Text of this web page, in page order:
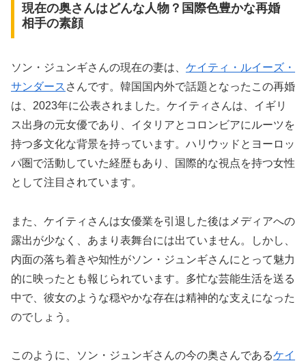
現在の奥さんはどんな人物？国際色豊かな再婚
相手の素顔
ソン・ジュンギさんの現在の妻は、 ケイティ・ルイーズ・
サンダース さんです。韓国国内外で話題となったこの再婚
は、2023年に公表されました。ケイティさんは、イギリ
ス出身の元女優であり、イタリアとコロンビアにルーツを
持つ多文化な背景を持っています。ハリウッドとヨーロッ
パ圏で活動していた経歴もあり、国際的な視点を持つ女性
として注目されています。
また、ケイティさんは女優業を引退した後はメディアへの
露出が少なく、あまり表舞台には出ていません。しかし、
内面の落ち着きや知性がソン・ジュンギさんにとって魅力
的に映ったとも報じられています。多忙な芸能生活を送る
中で、彼女のような穏やかな存在は精神的な支えになった
のでしょう。
このように、ソン・ジュンギさんの今の奥さんであるケイ